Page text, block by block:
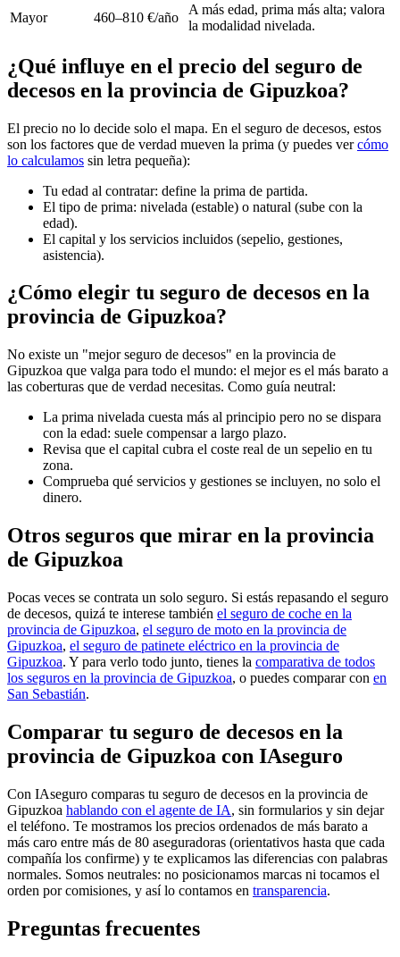
Mayor
460–810 €/año
A más edad, prima más alta; valora
la modalidad nivelada.
¿Qué influye en el precio del seguro de
decesos en la provincia de Gipuzkoa?
El precio no lo decide solo el mapa. En el seguro de decesos, estos
son los factores que de verdad mueven la prima (y puedes vercómo
lo calculamos sin letra pequeña):
Tu edad al contratar: define la prima de partida.
El tipo de prima: nivelada (estable) o natural (sube con la
edad).
El capital y los servicios incluidos (sepelio, gestiones,
asistencia).
¿Cómo elegir tu seguro de decesos en la
provincia de Gipuzkoa?
No existe un "mejor seguro de decesos" en la provincia de
Gipuzkoa que valga para todo el mundo: el mejor es el más barato a
las coberturas que de verdad necesitas. Como guía neutral:
La prima nivelada cuesta más al principio pero no se dispara
con la edad: suele compensar a largo plazo.
Revisa que el capital cubra el coste real de un sepelio en tu
zona.
Comprueba qué servicios y gestiones se incluyen, no solo el
dinero.
Otros seguros que mirar en la provincia
de Gipuzkoa
Pocas veces se contrata un solo seguro. Si estás repasando el seguro
de decesos, quizá te interese también el seguro de coche en la
provincia de Gipuzkoa, el seguro de moto en la provincia de
Gipuzkoa, el seguro de patinete eléctrico en la provincia de
Gipuzkoa. Y para verlo todo junto, tienes la comparativa de todos
los seguros en la provincia de Gipuzkoa, o puedes comparar con en
San Sebastián.
Comparar tu seguro de decesos en la
provincia de Gipuzkoa con IAseguro
Con IAseguro comparas tu seguro de decesos en la provincia de
Gipuzkoa hablando con el agente de IA, sin formularios y sin dejar
el teléfono. Te mostramos los precios ordenados de más barato a
más caro entre más de 80 aseguradoras (orientativos hasta que cada
compañía los confirme) y te explicamos las diferencias con palabras
normales. Somos neutrales: no posicionamos marcas ni tocamos el
orden por comisiones, y así lo contamos en transparencia.
Preguntas frecuentes